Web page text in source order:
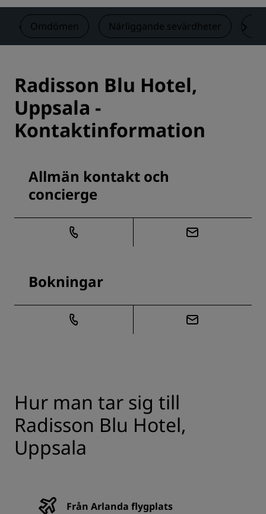
Omdömen Närliggande sevärdheter
Radisson Blu Hotel,
Uppsala -
Kontaktinformation
Allmän kontakt och
concierge
Bokningar
Hur man tar sig till
Radisson Blu Hotel,
Uppsala
Från Arlanda flygplats